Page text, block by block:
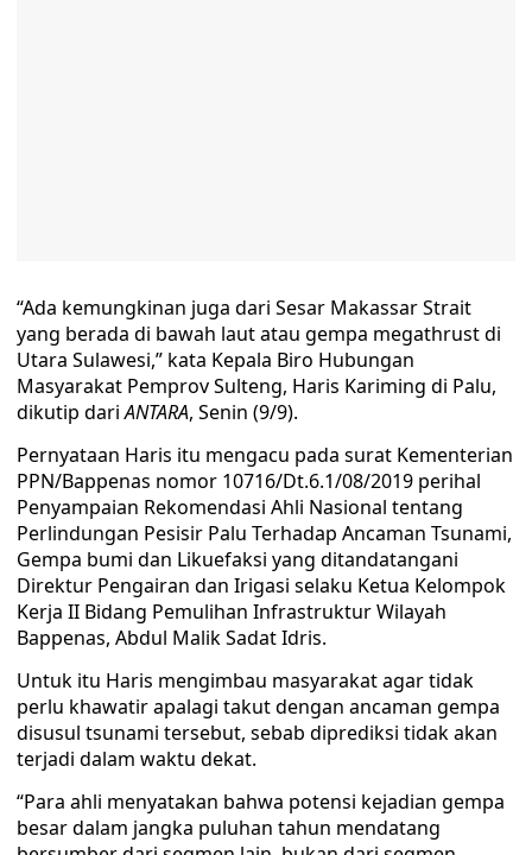
“Ada kemungkinan juga dari Sesar Makassar Strait
yang berada di bawah laut atau gempa megathrust di
Utara Sulawesi,” kata Kepala Biro Hubungan
Masyarakat Pemprov Sulteng, Haris Kariming di Palu,
dikutip dariANTARA, Senin (9/9).
Pernyataan Haris itu mengacu pada surat Kementerian
PPN/Bappenas nomor 10716/Dt.6.1/08/2019 perihal
Penyampaian Rekomendasi Ahli Nasional tentang
Perlindungan Pesisir Palu Terhadap Ancaman Tsunami,
Gempa bumi dan Likuefaksi yang ditandatangani
Direktur Pengairan dan Irigasi selaku Ketua Kelompok
Kerja II Bidang Pemulihan Infrastruktur Wilayah
Bappenas, Abdul Malik Sadat Idris.
Untuk itu Haris mengimbau masyarakat agar tidak
perlu khawatir apalagi takut dengan ancaman gempa
disusul tsunami tersebut, sebab diprediksi tidak akan
terjadi dalam waktu dekat.
“Para ahli menyatakan bahwa potensi kejadian gempa
besar dalam jangka puluhan tahun mendatang